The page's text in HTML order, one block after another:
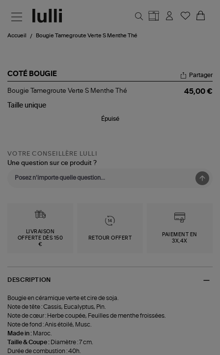
Accueil Bougie Tamegroute Verte S Menthe Thé
COTÉ BOUGIE
Bougie
Verte
Partager
Bougie Tamegroute Verte S Menthe Thé
45,00 €
Taille unique
Épuisé
VOTRE CONSEILLÈRE LULLI
Une question sur ce produit ?
LIVRAISON
OFFERTE DÈS 150
€
RETOUR OFFERT
PAIEMENT EN
3X,4X
DESCRIPTION
Bougie en céramique verte et cire de soja.
Note de tête : Cassis, Eucalyptus, Pin.
Note de cœur : Herbe coupée, Feuilles de menthe froissées.
Note de fond : Anis étoilé, Musc.
Made in : Maroc.
Taille & Coupe : Diamètre : 7 cm.
Durée de combustion : 40h.